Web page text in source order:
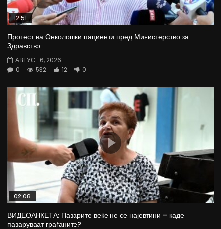
12:51
Протест на Онколошки пациенти пред Министерство за
Здравство
АВГУСТ 6, 2026
0
532 12 0
02:08
ВИДЕОАНКЕТА: Пазарите веќе не се најевтини – каде
пазаруваат граѓаните?